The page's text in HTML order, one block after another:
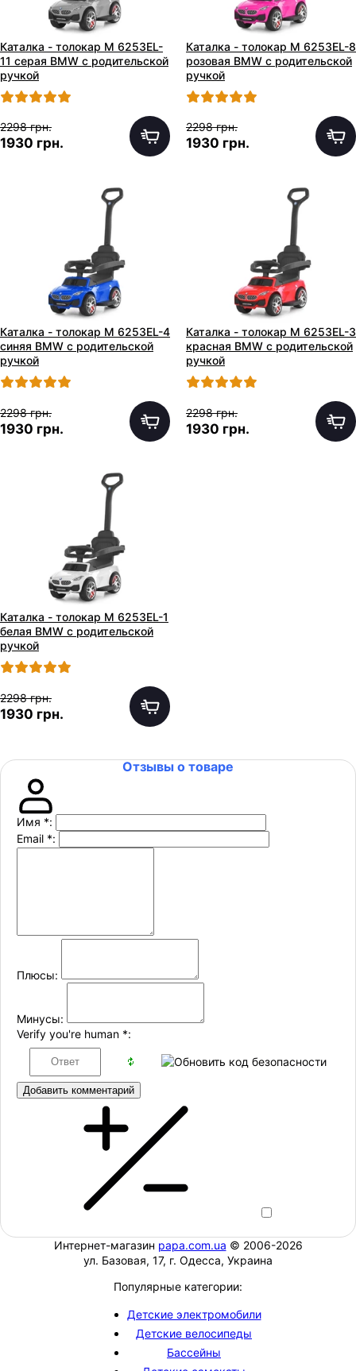
Каталка - толокар M 6253EL-
11 серая BMW с родительской
ручкой
2298 грн.
1930 грн.
Каталка - толокар M 6253EL-8
розовая BMW с родительской
ручкой
2298 грн.
1930 грн.
Каталка - толокар M 6253EL-4
синяя BMW с родительской
ручкой
2298 грн.
1930 грн.
Каталка - толокар M 6253EL-3
красная BMW с родительской
ручкой
2298 грн.
1930 грн.
Каталка - толокар M 6253EL-1
белая BMW с родительской
ручкой
2298 грн.
1930 грн.
Отзывы о товаре
Имя *:
Email *:
Плюсы:
Минусы:
Verify you're human *:
Добавить комментарий
Интернет-магазин papa.com.ua © 2006-2026
ул. Базовая, 17, г. Одесса, Украина
Популярные категории:
Детские электромобили
Детские велосипеды
Бассейны